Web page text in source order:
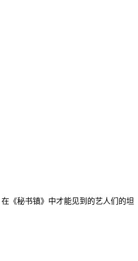
《秘书镇》中才能见到的艺人们的坦